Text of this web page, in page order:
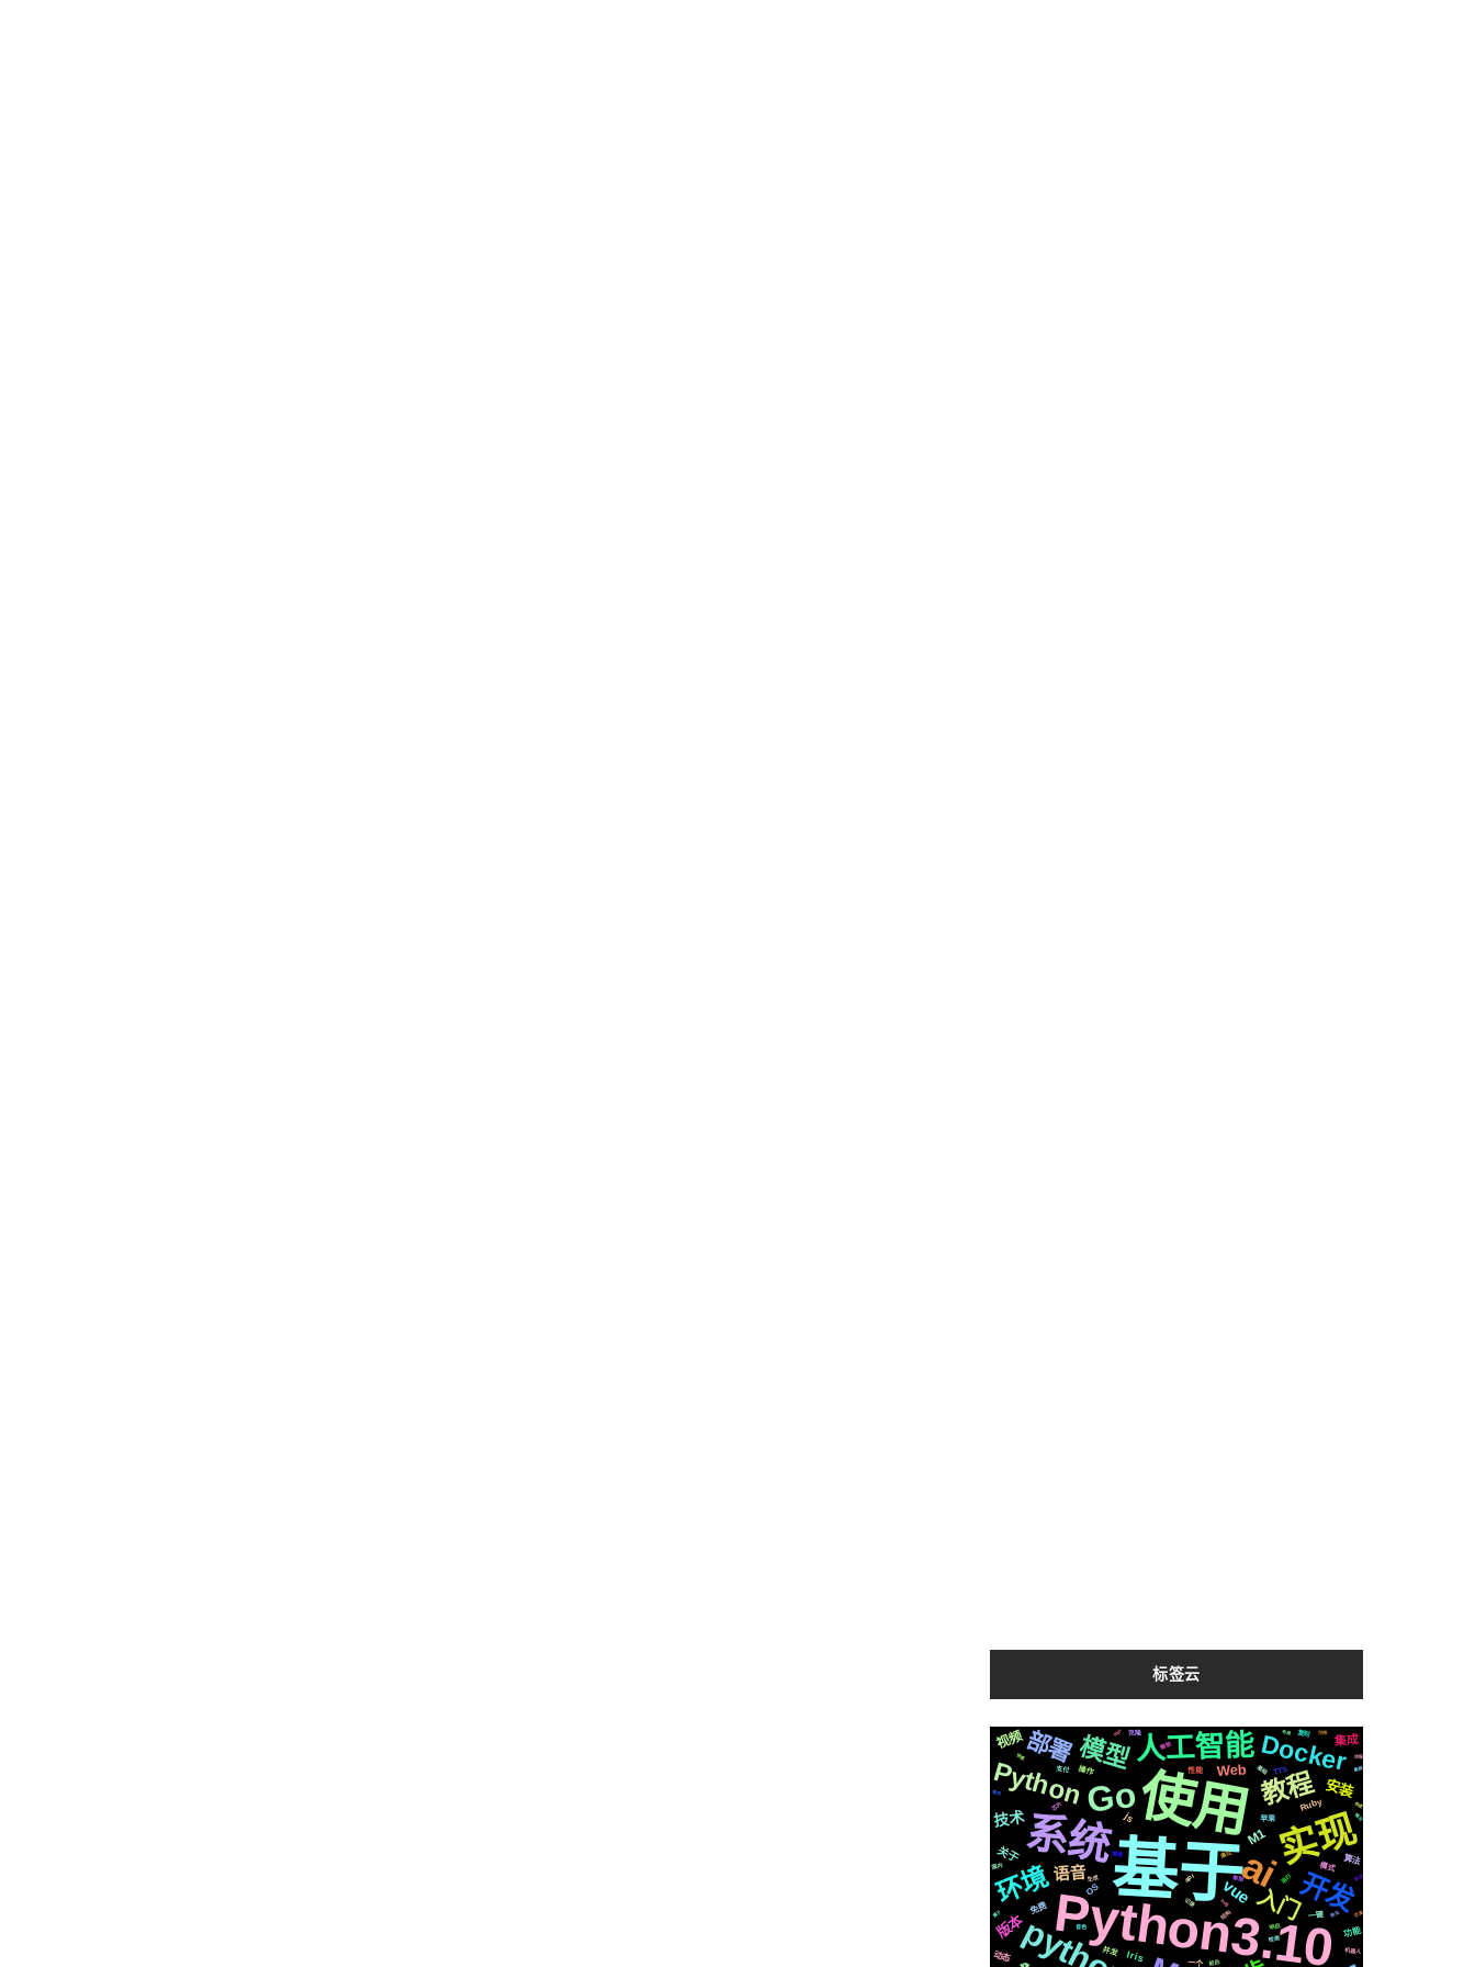
标签云
基于
使用
Python3.10
系统 ai实现
Go
人工智能
开发
环境
教程
Python
模型 Docker
部署
入门
vue
语音
技术
安装
版本
Web
M1
视频 集成
关于
js
Iris
免费
算法
功能
动态
OS
Ruby
苹果
性能
并发
模式
操作
一个
TTS
一键
支付
克隆
api
复刻
机器人
记录
编程 通过
新版
svg
生成
结构
运行
音色 响应
芯片
前后
检测
基础
微软
国内
爬虫
属于
情况
协议
合成
页面
https
简历
快速
布局
集群
流程
可用